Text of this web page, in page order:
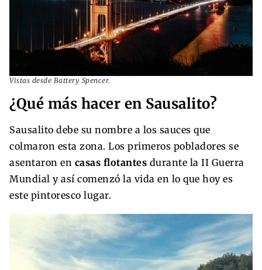
Vistas desde Battery Spencer.
¿Qué más hacer en Sausalito?
Sausalito debe su nombre a los sauces que
colmaron esta zona. Los primeros pobladores se
asentaron en casas flotantes durante la II Guerra
Mundial y así comenzó la vida en lo que hoy es
este pintoresco lugar.